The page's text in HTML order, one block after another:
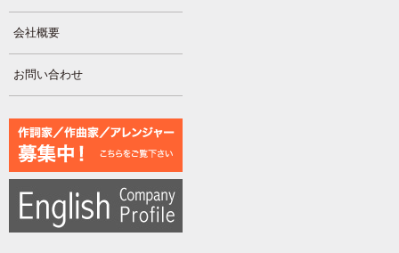
会社概要
お問い合わせ